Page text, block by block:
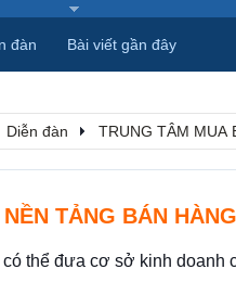
Diễn đàn TRUNG TÂM MUA
TẢNG BÁN
có thể đưa cơ sở kinh doanh
đàn Bài viết gần đây